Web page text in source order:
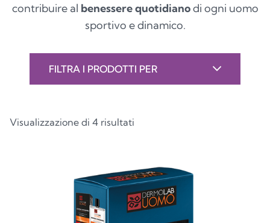
contribuire al benessere quotidianodi ogni uomo
sportivo e dinamico.
FILTRA I PRODOTTI PER
Visualizzazione di 4 risultati